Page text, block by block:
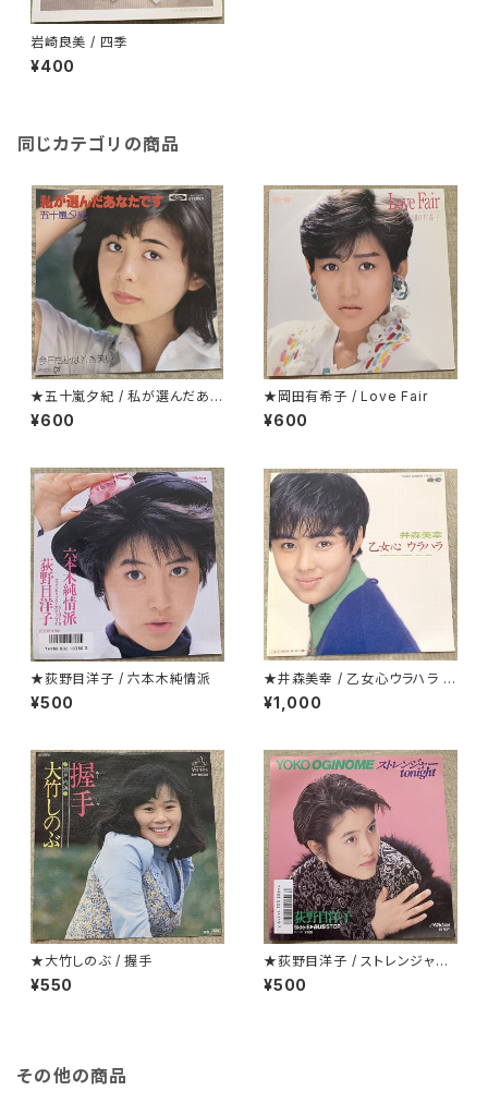
岩崎良美 / 四季
¥400
同じカテゴリの商品
★五十嵐夕紀 / 私が選んだあな
たです
¥600
★岡田有希子 / Love Fair
¥600
★荻野目洋子 / 六本木純情派
¥500
★井森美幸 / 乙女心ウラハラ プ
ロモ
¥1,000
★大竹しのぶ / 握手
¥550
★荻野目洋子 / ストレンジャーt
onight
¥500
その他の商品